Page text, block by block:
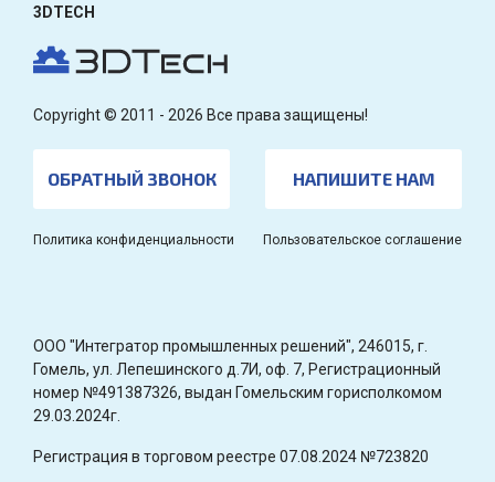
3DTECH
Copyright © 2011 - 2026 Все права защищены!
ОБРАТНЫЙ ЗВОНОК НАПИШИТЕ НАМ
Политика конфиденциальности Пользовательское соглашение
OOO "Интегратор промышленных решений", 246015, г.
Гомель, ул. Лепешинского д.7И, оф. 7, Регистрационный
номер №491387326, выдан Гомельским горисполкомом
29.03.2024г.
Регистрация в торговом реестре 07.08.2024 №723820